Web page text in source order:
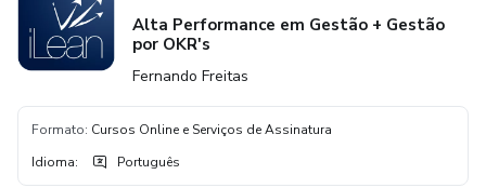
Alta Performance em Gestão + Gestão
por OKR's
Fernando Freitas
Formato: Cursos Online e Serviços de Assinatura
Idioma: Português